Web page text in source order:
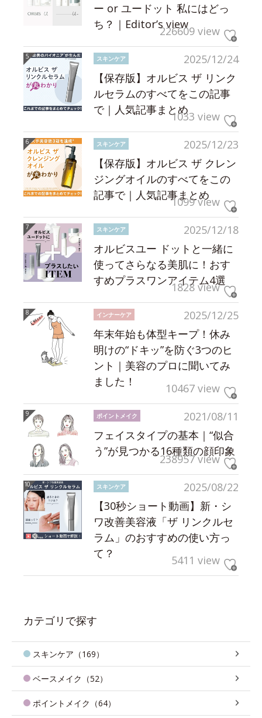
ー or ユードット 私にはどっ
ち？｜Editor’s view226609 view
2025/12/24
スキンケア
【保存版】オルビス ザ リンク
ルセラムのすべてをこの記事
で｜人気記事まとめ1033 view
2025/12/23
スキンケア
【保存版】オルビス ザ クレン
ジングオイルのすべてをこの
記事で｜人気記事まとめ
1099 view
2025/12/18
スキンケア
オルビスユー ドットと一緒に
使ってさらなる美肌に！おす
すめプラスワンアイテム4選
1828 view
2025/12/25
インナーケア
年末年始も体型キープ！休み
明けの“ドキッ”を防ぐ3つのヒ
ント｜美容のプロに聞いてみ
ました！
10467 view
2021/08/11
ポイントメイク
フェイスタイプの基本｜“似合
う”が見つかる16種類の顔印象
238957 view
2025/08/22
スキンケア
【30秒ショート動画】新・シ
ワ改善美容液「ザ リンクルセ
ラム」のおすすめの使い方っ
て？
5411 view
カテゴリで探す
スキンケア（169）
ベースメイク（52）
ポイントメイク（64）